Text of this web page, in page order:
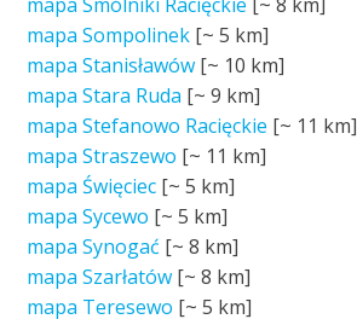
mapa Sompolinek [~5 km]
mapa Stanisławów [~ 10 km]
mapa Stara Ruda [~9 km]
mapa Stefanowo Racięckie [~ 11 km]
mapa Straszewo [~ 11 km]
mapa Święciec [~5 km]
mapa Sycewo [~5 km]
mapa Synogać [~8 km]
mapa Szarłatów [~8 km]
mapa Teresewo [~5 km]